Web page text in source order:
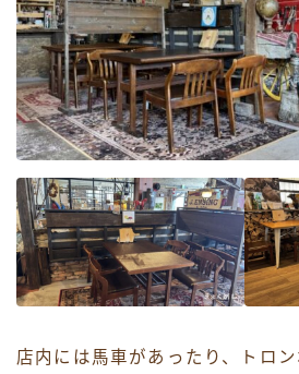
店内には馬車があったり、トロ